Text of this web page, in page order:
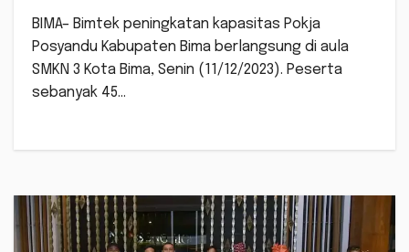
BIMA– Bimtek peningkatan kapasitas Pokja
Posyandu Kabupaten Bima berlangsung di aula
SMKN 3 Kota Bima, Senin (11/12/2023). Peserta
sebanyak 45…